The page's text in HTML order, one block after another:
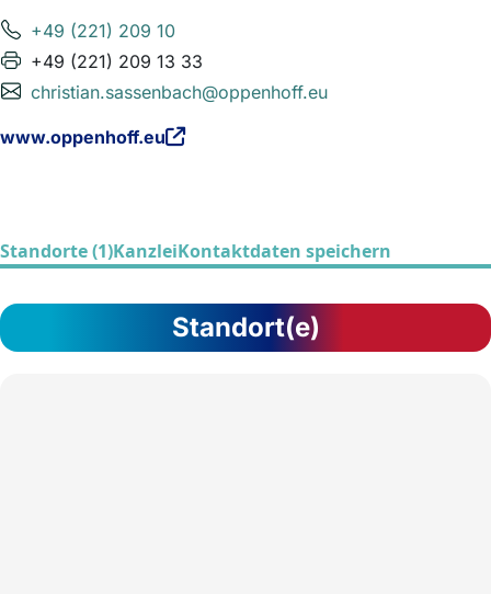
+49 (221) 209 10
+49 (221) 209 13 33
christian.sassenbach@oppenhoff.eu
www.oppenhoff.eu
Standorte (1)KanzleiKontaktdaten speichern
Standort(e)